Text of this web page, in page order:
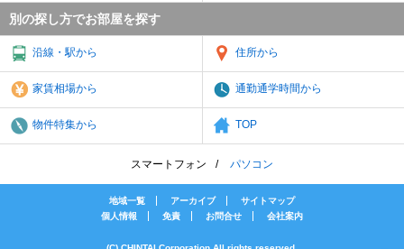
別の探し方でお部屋を探す
沿線・駅から 住所から
家賃相場から 通勤通学時間から
物件特集から TOP
スマートフォン パソコン
地域一覧 アーカイブ
サイトマップ
個人情報
免責 お問合せ 会社案内